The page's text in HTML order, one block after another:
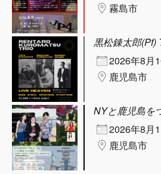
霧島市
黒松錬太郎(Pf)
2026年8月
鹿児島市
NYと鹿児島を
2026年8月
鹿児島市